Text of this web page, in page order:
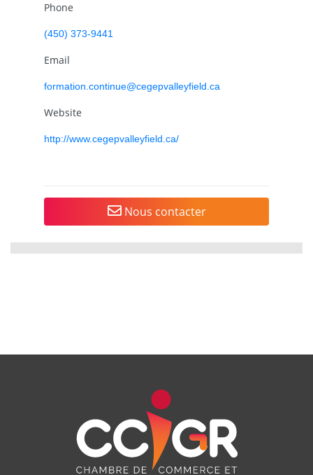
Phone
(450) 373-9441
Email
formation.continue@cegepvalleyfield.ca
Website
http://www.cegepvalleyfield.ca/
Nous contacter